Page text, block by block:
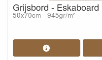
Grijsbord -
50x70cm - 945gr/m²